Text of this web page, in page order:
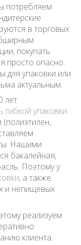
потребляем
в торговых
покупать
просто опасно.
для упаковки или
актуальным.
лет
гибкой упаковки.
Нашими
бакалейная,
Поэтому у
, а также
и непищевых
реализуем
клиента.